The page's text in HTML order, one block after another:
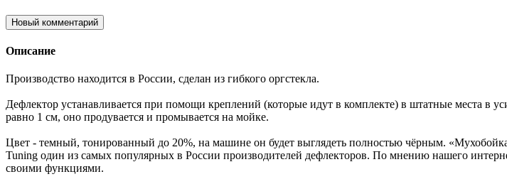
Новый комментарий
Описание
Производство находится в России, сделан из гибкого оргстекла.
Дефлектор устанавливается при помощи креплений (которые идут в комплекте) в штатные места в
равно 1 см, оно продувается и промывается на мойке.
Цвет - темный, тонированный до 20%, на машине он будет выглядеть полностью чёрным.
Tuning один из самых популярных в России производителей дефлекторов. По мнению нашего
своими функциями.